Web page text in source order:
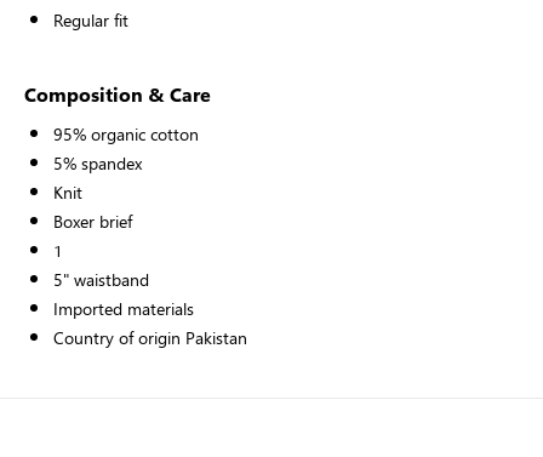
Regular fit
Composition & Care
95% organic cotton
5% spandex
Knit
Boxer brief
1
5" waistband
Imported materials
Country of origin Pakistan